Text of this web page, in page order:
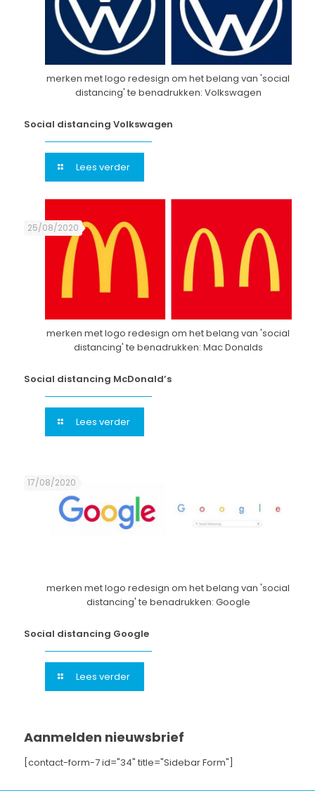
merken met logo redesign om het belang van 'social
distancing' te benadrukken: Volkswagen
Social distancing Volkswagen
Lees verder
merken met logo redesign om het belang van 'social
distancing' te benadrukken: Mac Donalds
25/08/2020
Social distancing McDonald’s
Lees verder
merken met logo redesign om het belang van 'social
distancing' te benadrukken: Google
17/08/2020
Social distancing Google
Lees verder
Aanmelden nieuwsbrief
[contact-form-7 id="34" title="Sidebar Form"]